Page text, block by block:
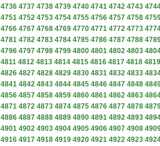
4736 4737 4738 4739 4740 4741 4742 4743
4751 4752 4753 4754 4755 4756 4757 4758
4766 4767 4768 4769 4770 4771 4772 4773
4781 4782 4783 4784 4785 4786 4787 4788
4796 4797 4798 4799 4800 4801 4802 4803
4811 4812 4813 4814 4815 4816 4817 4818 4819
4826 4827 4828 4829 4830 4831 4832 4833
4841 4842 4843 4844 4845 4846 4847 4848
4856 4857 4858 4859 4860 4861 4862 4863
4871 4872 4873 4874 4875 4876 4877 4878
4886 4887 4888 4889 4890 4891 4892 4893
4901 4902 4903 4904 4905 4906 4907 4908
4916 4917 4918 4919 4920 4921 4922 4923